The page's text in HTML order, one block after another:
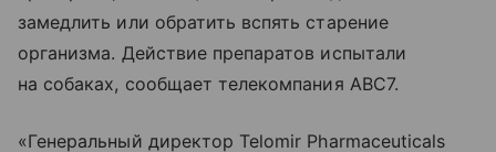
замедлить или обратить вспять старение
организма. Действие препаратов испытали
на собаках, сообщает телекомпания ABC7.
«Генеральный директор Telomir Pharmaceuticals